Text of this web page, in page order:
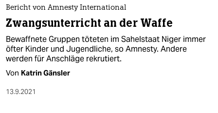
Bericht von Amnesty International
Zwangsunterricht an der Waffe
Bewaffnete Gruppen töteten im Sahelstaat Niger immer
öfter Kinder und Jugendliche, so Amnesty. Andere
werden für Anschläge rekrutiert.
Von Katrin Gänsler
13.9.2021